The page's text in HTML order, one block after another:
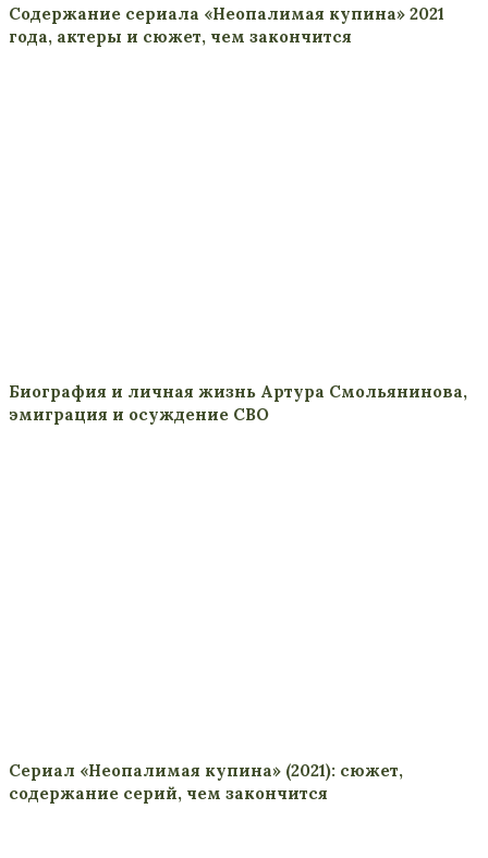
Содержание сериала «Неопалимая купина» 2021
года, актеры и сюжет, чем закончится
Биография и личная жизнь Артура Смольянинова,
эмиграция и осуждение СВО
Сериал «Неопалимая купина» (2021): сюжет,
содержание серий, чем закончится